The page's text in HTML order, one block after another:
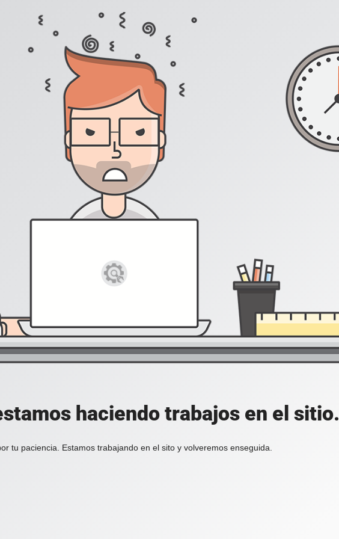
haciendo trabajos en el sitio.
tu paciencia. Estamos trabajando en el sito y volveremos enseguida.